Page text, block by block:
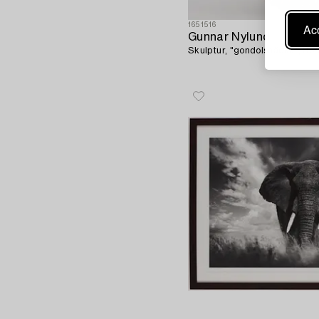
1651516
Gunnar Nylund
Skulptur, "gondolsnäcka",